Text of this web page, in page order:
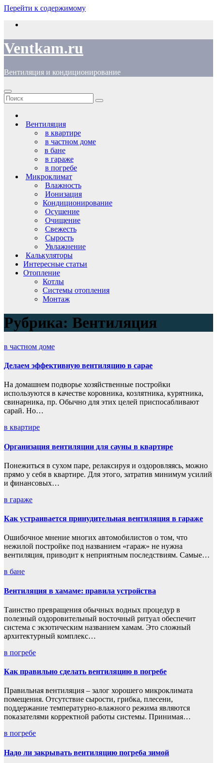
Перейти к содержимому
Ventkam.ru
Вентиляция и кондиционирование
Вентиляция
в квартире
в частном доме
в бане
в гараже
в погребе
Микроклимат
Влажность
Ионизация
Кондиционирование
Осушение
Очищение
Свежесть
Сырость
Увлажнение
Калькуляторы
Интересные статьи
Отопление
Котлы
Системы отопления
Монтаж
Рубрика: Вентиляция
в частном доме
Делаем эффективную вентиляцию в сарае
На домашнем подворье хозяйственные постройки
используются в качестве коровника, козлятника, курятника,
свинарника, пр. Обычно для этих целей приспосабливают
сарай. Но…
в квартире
Организация вентиляции для сауны в квартире
Понежиться в сухом паре, релаксируя и оздоровляясь, можно
прямо у себя в квартире. Для этого, затратив минимум усилий
и финансовых…
в гараже
Как устраивается принудительная вентиляция в гараже
Ошибочное мнение многих автомобилистов о том, что
нежилой постройке под названием «гараж» не нужна
вентиляция, приводит к неприятным последствиям. Самые…
в бане
Вентиляция в хамаме: правила устройства
Таинство превращения обычных водных процедур в
полезный оздоровительный восточный ритуал обеспечит
система с экзотическим названием хамам. Это сложный
архитектурный комплекс…
в погребе
Как правильно сделать вентиляцию в погребе
Правильная вентиляция – залог хорошего микроклимата
помещения. Отсутствие сырости, грибка, плесени,
поддержание температурно-влажного режима являются
показателями корректной работы системы. Принимая…
в погребе
Надо ли закрывать вентиляцию погреба зимой